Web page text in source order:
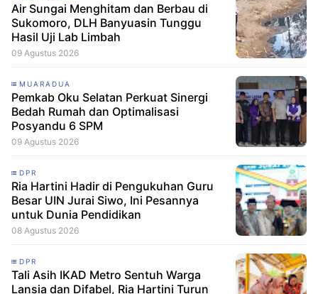
Air Sungai Menghitam dan Berbau di
Sukomoro, DLH Banyuasin Tunggu
Hasil Uji Lab Limbah
09 Agustus 2026
MUARADUA
Pemkab Oku Selatan Perkuat Sinergi
Bedah Rumah dan Optimalisasi
Posyandu 6 SPM
09 Agustus 2026
DPR
Ria Hartini Hadir di Pengukuhan Guru
Besar UIN Jurai Siwo, Ini Pesannya
untuk Dunia Pendidikan
08 Agustus 2026
DPR
Tali Asih IKAD Metro Sentuh Warga
Lansia dan Difabel, Ria Hartini Turun